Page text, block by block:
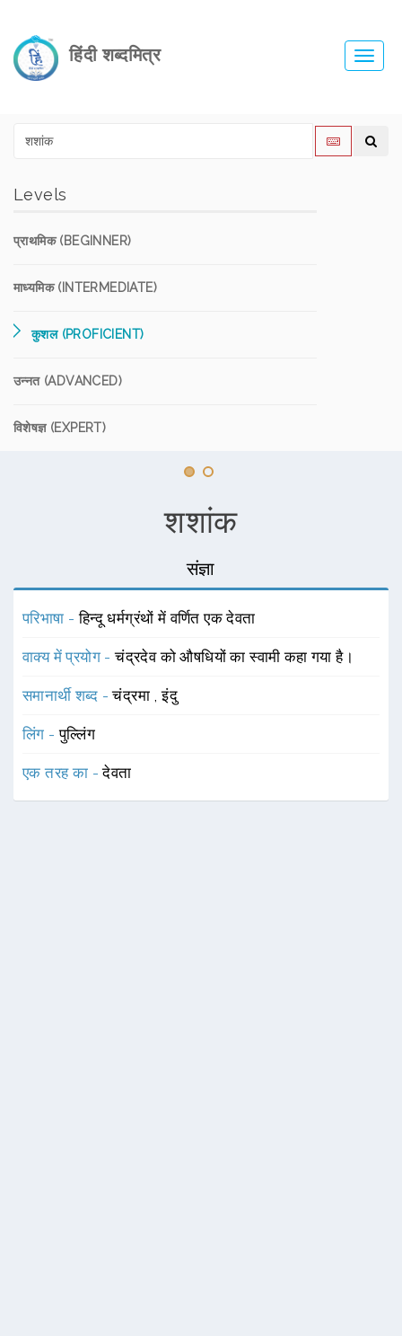
हिंदी शब्दमित्र
Levels
प्राथमिक (BEGINNER)
माध्यमिक (INTERMEDIATE)
कुशल (PROFICIENT)
उन्नत (ADVANCED)
विशेषज्ञ (EXPERT)
शशांक
संज्ञा
परिभाषा -हिन्दू धर्मग्रंथों में वर्णित एक देवता
वाक्य में प्रयोग -चंद्रदेव को औषधियों का स्वामी कहा गया है।
समानार्थी शब्द -चंद्रमा ,इंदु
लिंग -पुल्लिंग
एक तरह का -देवता